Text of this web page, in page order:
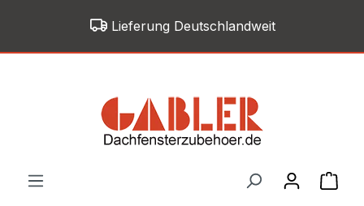
Zum Hauptinhalt springenLieferung Deutschlandweit